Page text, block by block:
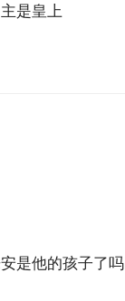
是皇上
是他的孩子了吗